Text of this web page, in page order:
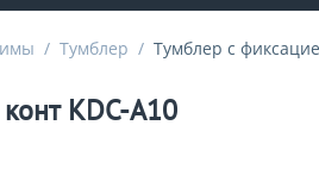
/ Тумблер / Тумблер с
KDC-A10